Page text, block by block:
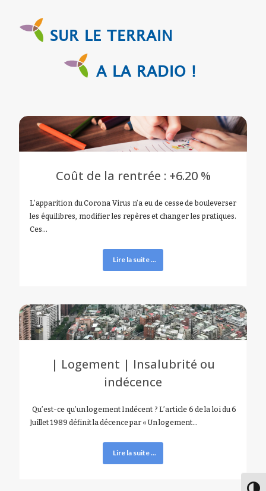
Coût de la rentrée : +6.20 %
L’apparition du Corona Virus n’a eu de cesse de bouleverser
les équilibres, modifier les repères et changer les pratiques.
Ces…
Lire la suite ...
| Logement | Insalubrité ou
indécence
Qu’est-ce qu’un logement Indécent ? L’article 6 de la loi du 6
Juillet 1989 définit la décence par « Un logement…
Lire la suite ...